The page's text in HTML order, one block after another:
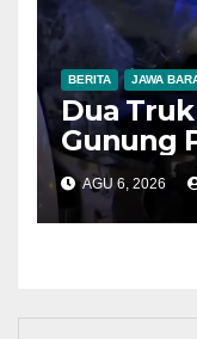
BERITA JAWA
Dua
Gunung
Imbau
AGU 6, 2026